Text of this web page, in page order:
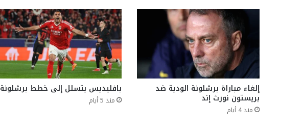
إلغاء مباراة برشلونة الودية ضد
بريستون نورث إند
منذ 4 أيام
بافليديس يتسلل إلى خطط برشلونة
منذ 5 أيام